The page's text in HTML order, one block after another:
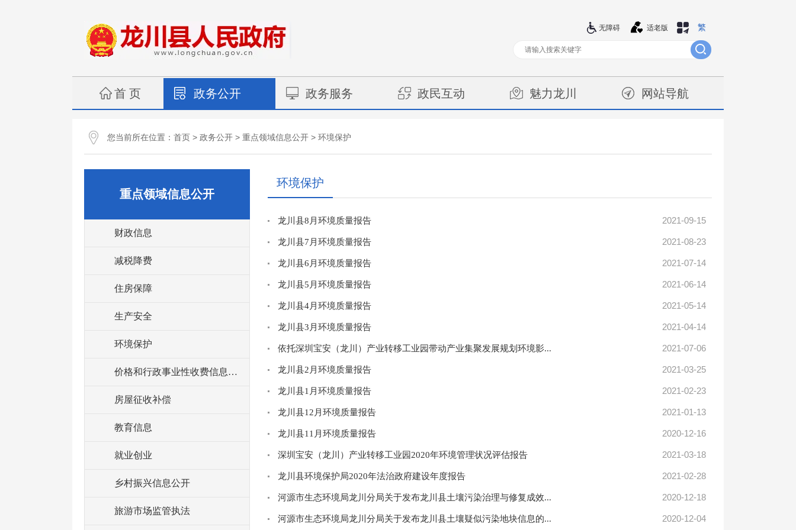
繁
适老版
无障碍
首 页 政务公开 政务服务 政民互动 魅力龙川 网站导航
您当前所在位置： 首页 > 政务公开 > 重点领域信息公开 > 环境保护
重点领域信息公开
财政信息
减税降费
住房保障
生产安全
环境保护
价格和行政事业性收费信息公开
房屋征收补偿
教育信息
就业创业
乡村振兴信息公开
旅游市场监管执法
环境保护
龙川县8月环境质量报告 2021-09-15
龙川县7月环境质量报告 2021-08-23
龙川县6月环境质量报告 2021-07-14
龙川县5月环境质量报告 2021-06-14
龙川县4月环境质量报告 2021-05-14
龙川县3月环境质量报告 2021-04-14
依托深圳宝安（龙川）产业转移工业园带动产业集聚发展规划环境影... 2021-07-06
龙川县2月环境质量报告 2021-03-25
龙川县1月环境质量报告 2021-02-23
龙川县12月环境质量报告 2021-01-13
龙川县11月环境质量报告 2020-12-16
深圳宝安（龙川）产业转移工业园2020年环境管理状况评估报告 2021-03-18
龙川县环境保护局2020年法治政府建设年度报告 2021-02-28
河源市生态环境局龙川分局关于发布龙川县土壤污染治理与修复成效... 2020-12-18
河源市生态环境局龙川分局关于发布龙川县土壤疑似污染地块信息的... 2020-12-04